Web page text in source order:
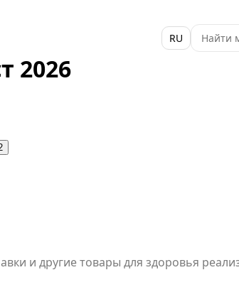
RU
2026
и другие товары для здоровья
на акционные позиции и срабатывает